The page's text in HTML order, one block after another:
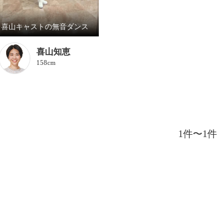
喜山キャストの無音ダンス
喜山知恵
158cm
1件〜1